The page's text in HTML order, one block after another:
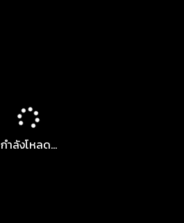
กำลังโหลด...